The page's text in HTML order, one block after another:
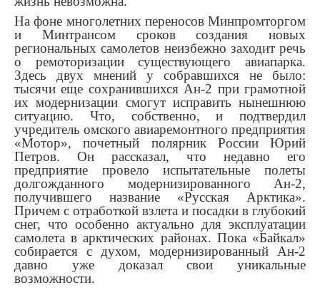
На фоне многолетних переносов Минпромторгом
и Минтрансом сроков создания новых
региональных самолетов неизбежно заходит речь
о ремоторизации существующего авиапарка.
Здесь двух мнений у собравшихся не было:
тысячи еще сохранившихся Ан-2 при грамотной
их модернизации смогут исправить нынешнюю
ситуацию. Что, собственно, и подтвердил
учредитель омского авиаремонтного предприятия
«Мотор», почетный полярник России Юрий
Петров. Он рассказал, что недавно его
предприятие провело испытательные полеты
долгожданного модернизированного Ан-2,
получившего название «Русская Арктика».
Причем с отработкой взлета и посадки в глубокий
снег, что особенно актуально для эксплуатации
самолета в арктических районах. Пока «Байкал»
собирается с духом, модернизированный Ан-2
давно уже доказал свои уникальные
возможности.